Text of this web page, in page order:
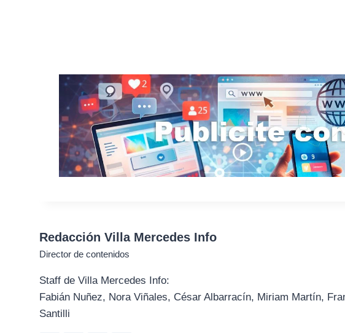
Redacción Villa Mercedes Info
Director de contenidos
Staff de Villa Mercedes Info:
Fabián Nuñez, Nora Viñales, César Albarracín, Miriam Martín,
Santilli